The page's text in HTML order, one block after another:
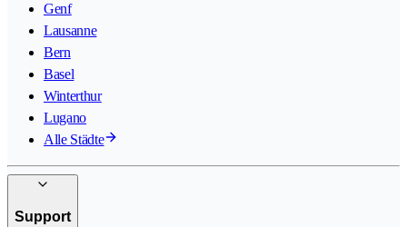
Genf
Lausanne
Bern
Basel
Winterthur
Lugano
Alle Städte
Support